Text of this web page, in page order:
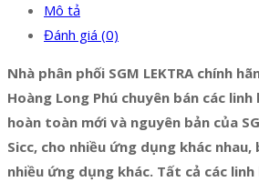
Mô tả
Đánh giá (0)
Nhà phân phối SGM LEKTRA chính
Hoàng Long Phú chuyên bán các
hoàn toàn mới và nguyên bản của
Sicc, cho nhiều ứng dụng khác nhau,
nhiều ứng dụng khác. Tất cả các